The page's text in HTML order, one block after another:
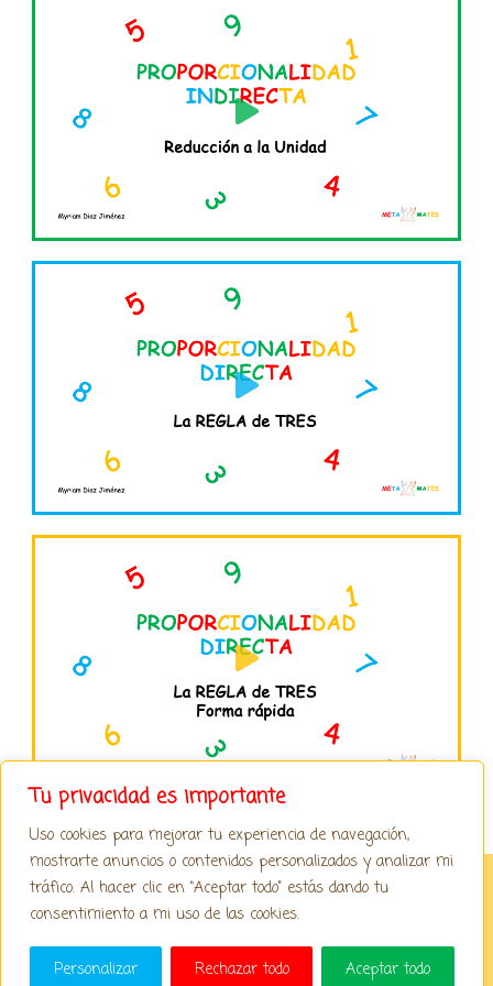
Tu privacidad es importante
Uso cookies para mejorar tu experiencia de navegación,
mostrarte anuncios o contenidos personalizados y analizar mi
tráfico. Al hacer clic en “Aceptar todo” estás dando tu
consentimiento a mi uso de las cookies.
Personalizar Rechazar todo Aceptar todo
Reproducir
vídeo
Reproducir
vídeo
Reproducir
vídeo
Copyright © 2026 metaYmates
Aviso Legal /Cookies/
Escríbeme